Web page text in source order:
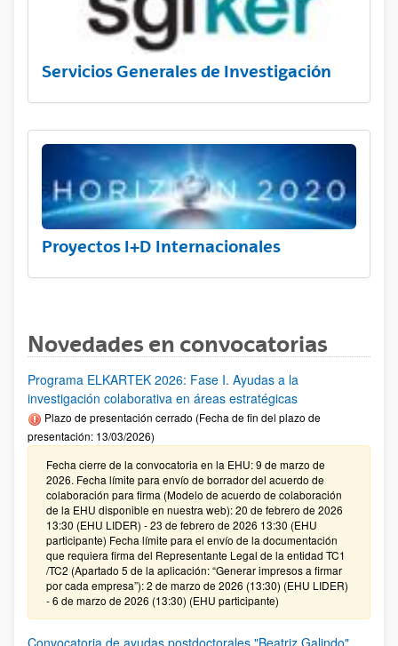
Servicios Generales de Investigación
Proyectos I+D Internacionales
Novedades en convocatorias
Programa ELKARTEK 2026: Fase I. Ayudas a la
investigación colaborativa en áreas estratégicas
Plazo de presentación cerrado (Fecha de fin del plazo de
presentación: 13/03/2026)
Fecha cierre de la convocatoria en la EHU: 9 de marzo de
2026. Fecha límite para envío de borrador del acuerdo de
colaboración para firma (Modelo de acuerdo de colaboración
de la EHU disponible en nuestra web): 20 de febrero de 2026
13:30 (EHU LIDER) - 23 de febrero de 2026 13:30 (EHU
participante) Fecha límite para el envío de la documentación
que requiera firma del Representante Legal de la entidad TC1
/TC2 (Apartado 5 de la aplicación: “Generar impresos a firmar
por cada empresa”): 2 de marzo de 2026 (13:30) (EHU LIDER)
- 6 de marzo de 2026 (13:30) (EHU participante)
Convocatoria de ayudas postdoctorales "Beatriz Galindo"